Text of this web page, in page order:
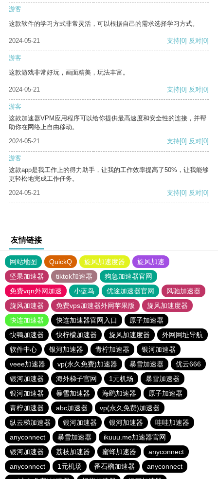
游客
这款软件的学习方式非常灵活，可以根据自己的需求选择学习方式。
2024-05-21 支持[0] 反对[0]
游客
这款游戏非常好玩，画面精美，玩法丰富。
2024-05-21 支持[0] 反对[0]
游客
这款加速器VPM应用程序可以给你提供最高速度和安全性的连接，并帮
助你在网络上自由移动。
2024-05-21
支持[0] 反对[0]
游客
这款app是我工作上的得力助手，让我的工作效率提高了50%，让我能够
更轻松地完成工作任务。
2024-05-21
支持[0] 反对[0]
友情链接
网站地图 QuickQ 旋风加速度器
旋风加速
坚果加速器
tiktok加速器
狗急加速器官网
免费vqn外网加速
小蓝鸟 优途加速器官网
风驰加速器
旋风加速器
免费vps加速器外网苹果版
旋风加速度器
快连加速器
快连加速器官网入口
原子加速器
快鸭加速器
快柠檬加速器 旋风加速度器
外网网址导航
软件中心
银河加速器 青柠加速器
银河加速器
veee加速器
vp(永久免费)加速器 暴雪加速器
优云666
银河加速器
海外梯子官网 1元机场
暴雪加速器
银河加速器
暴雪加速器 海鸥加速器
原子加速器
青柠加速器
abc加速器
vp(永久免费)加速器
纵云梯加速器
银河加速器 银河加速器
哇哇加速器
anyconnect
暴雪加速器
ikuuu.me加速器官网
银河加速器
荔枝加速器 蜜蜂加速器
anyconnect
anyconnect
1元机场 番石榴加速器
anyconnect